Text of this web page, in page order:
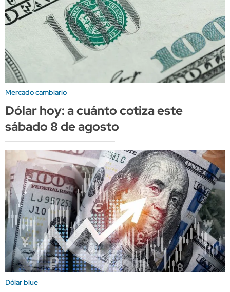
Mercado cambiario
Dólar hoy: a cuánto cotiza este
sábado 8 de agosto
Dólar blue